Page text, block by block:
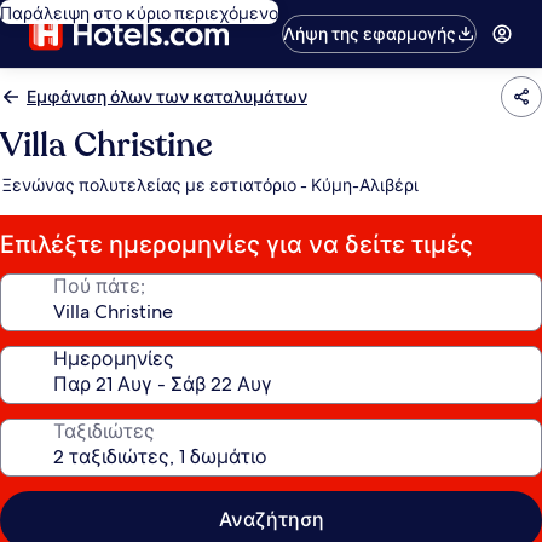
Παράλειψη στο κύριο περιεχόμενο
Λήψη της εφαρμογής
Εμφάνιση όλων των καταλυμάτων
Villa Christine
Ξενώνας πολυτελείας με εστιατόριο - Κύμη-Αλιβέρι
Επιλέξτε ημερομηνίες για να δείτε τιμές
Πού πάτε;
Ημερομηνίες
Ταξιδιώτες
Αναζήτηση